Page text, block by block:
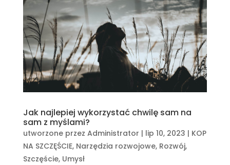
Jak najlepiej wykorzystać chwilę sam na
sam z myślami?
utworzone przez Administrator | lip 10, 2023 | KOP
NA SZCZĘŚCIE, Narzędzia rozwojowe, Rozwój,
Szczęście, Umysł